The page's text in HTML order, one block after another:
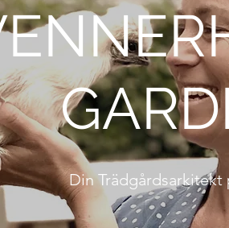
Din Trädgårdsarkitekt